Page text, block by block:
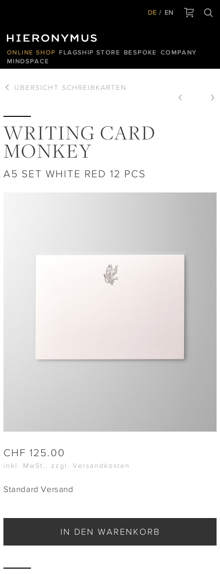
DE EN
ONLINE SHOP FLAGSHIP STORE BESPOKE
COMPANY
MINDSPACE
ÜBERSICHT SCHREIBKARTEN
WRITING CARD
MONKEY
A5 SET WHITE RED 12 PCS
CHF 125.00
inkl. MwSt., zzgl. Versandkosten
Standard Versand
IN DEN WARENKORB